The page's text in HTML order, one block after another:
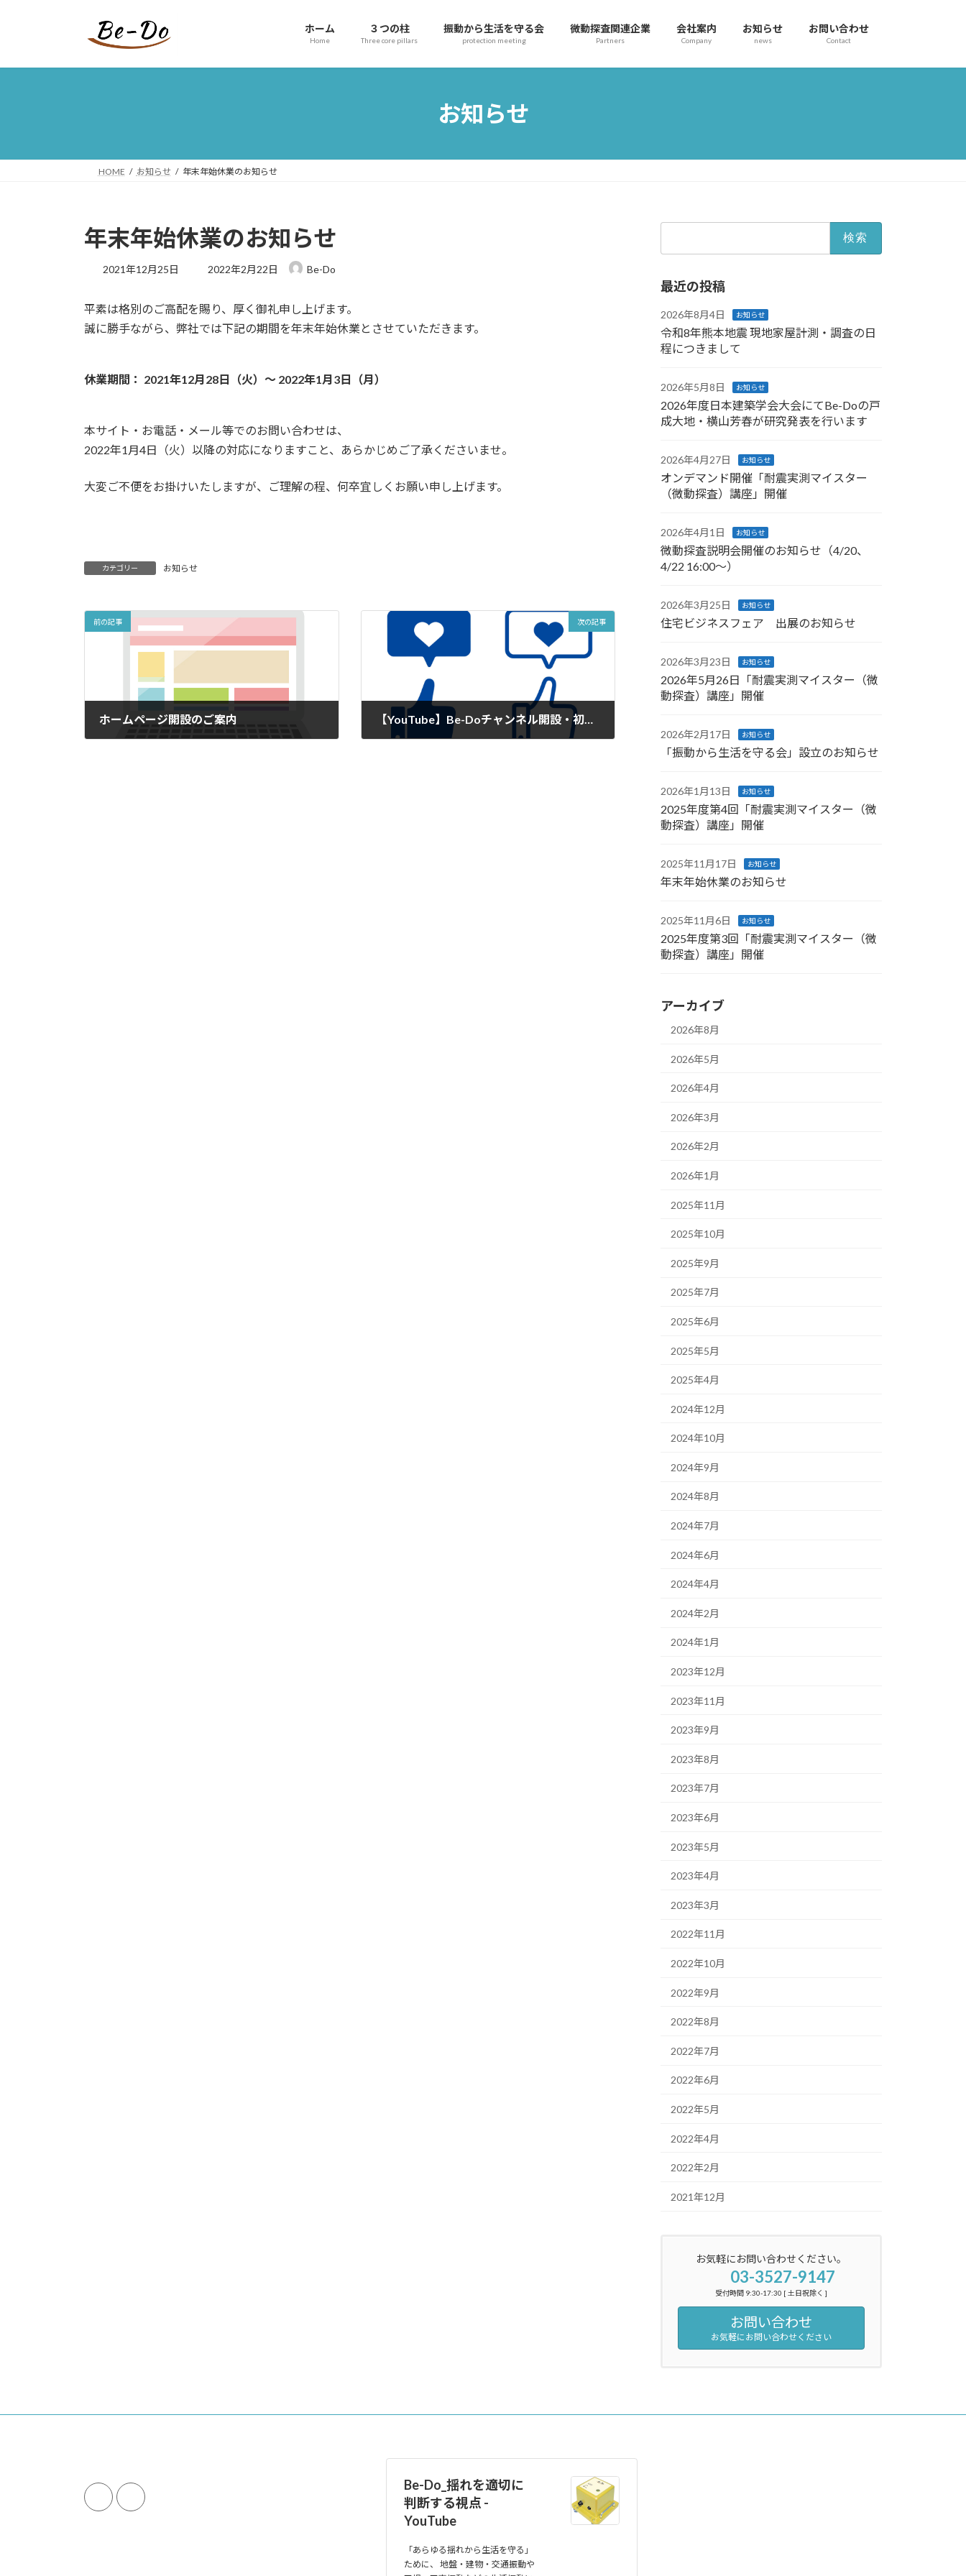
プ
動
ホーム
Home
３つの柱
Three core pillars
振動から生活を守る会
protection meeting
微動探査関連企業
Partners
会社案内
Company
お知らせ
news
お問い合わせ
Contact
お知らせ
HOME お知らせ 年末年始休業のお知らせ
年末年始休業のお知らせ
2021年12月25日
最
新
日
2022年2月22日 Be-Do
平素は格別のご高配を賜り、厚く御礼申し上げます。
誠に勝手ながら、弊社では下記の期間を年末年始休業とさせていただきます。
休業期間： 2021年12月28日（火）～ 2022年1月3日（月）
本サイト・お電話・メール等でのお問い合わせは、
2022年1月4日（火）以降の対応になりますこと、あらかじめご了承くださいませ。
大変ご不便をお掛けいたしますが、ご理解の程、何卒宜しくお願い申し上げます。
カテゴリー お知らせ
前の記事
ホームページ開設のご案内
次の記事
【YouTube】Be-Doチャンネル開設・初投稿
最近の投稿
2026年8月4日 お知らせ
令和8年熊本地震 現地家屋計測・調査の日
程につきまして
2026年5月8日 お知らせ
2026年度日本建築学会大会にてBe-Doの戸
成大地・横山芳春が研究発表を行います
2026年4月27日 お知らせ
オンデマンド開催「耐震実測マイスター
（微動探査）講座」開催
2026年4月1日 お知らせ
微動探査説明会開催のお知らせ（4/20、
4/22 16:00～）
2026年3月25日 お知らせ
住宅ビジネスフェア 出展のお知らせ
2026年3月23日 お知らせ
2026年5月26日「耐震実測マイスター（微
動探査）講座」開催
2026年2月17日 お知らせ
「振動から生活を守る会」設立のお知らせ
2026年1月13日 お知らせ
2025年度第4回「耐震実測マイスター（微
動探査）講座」開催
2025年11月17日 お知らせ
年末年始休業のお知らせ
2025年11月6日 お知らせ
2025年度第3回「耐震実測マイスター（微
動探査）講座」開催
アーカイブ
2026年8月
2026年5月
2026年4月
2026年3月
2026年2月
2026年1月
2025年11月
2025年10月
2025年9月
2025年7月
2025年6月
2025年5月
2025年4月
2024年12月
2024年10月
2024年9月
2024年8月
2024年7月
2024年6月
2024年4月
2024年2月
2024年1月
2023年12月
2023年11月
2023年9月
2023年8月
2023年7月
2023年6月
2023年5月
2023年4月
2023年3月
2022年11月
2022年10月
2022年9月
2022年8月
2022年7月
2022年6月
2022年5月
2022年4月
2022年2月
2021年12月
お気軽にお問い合わせください。
03-3527-9147
受付時間 9:30-17:30 [ 土日祝除く ]
お問い合わせ
お気軽にお問い合わせください
Be-Do_揺れを適切に
判断する視点 -
YouTube
「あらゆる揺れから生活を守る」
ために、 地盤・建物・交通振動や